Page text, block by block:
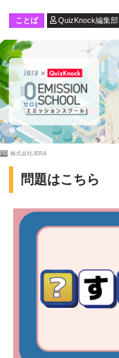
ことば QuizKnock編集部
PR 株式会社JERA
問題はこちら